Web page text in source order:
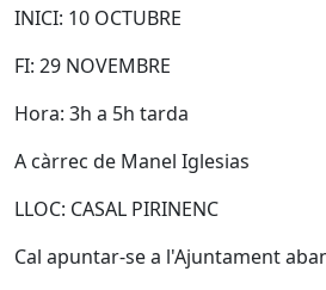
INICI: 10 OCTUBRE
FI: 29 NOVEMBRE
Hora: 3h a 5h tarda
A càrrec de Manel Iglesias
LLOC: CASAL PIRINENC
Cal apuntar-se a l'Ajuntament